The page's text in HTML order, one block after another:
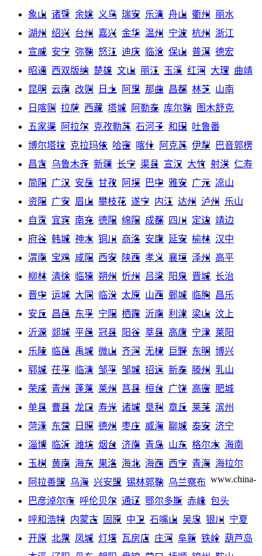
象山 诸暨 余姚 义乌 瑞安 乐清 舟山 衢州
丽水
湖州
绍兴 台州 嘉兴 金华 温州 宁波 杭州
浙江
宣威 安宁 弥勒 怒江 迪庆 临沧 保山 普洱 德宏
昭通 西双版纳 楚雄 文山 丽江 玉溪 红河 大理 曲靖
昆明 云南 改则 日土 阿里 那曲 昌都 林芝 山南
日喀则
拉萨 西藏 塔城 阿勒泰 库尔勒
图木舒克
五家渠
阿拉尔 克孜勒苏 石河子 和田
吐鲁番
博尔塔拉 克拉玛依 哈密 喀什 阿克苏 伊犁
巴音郭楞
昌吉 乌鲁木齐 新疆 长宁 渠县 宣汉 大竹 射洪 仁寿
简阳
广汉 安岳 甘孜 阿坝 巴中 雅安 广元 凉山
资阳
广安 眉山 攀枝花 遂宁 内江 达州 泸州
乐山
自贡 宜宾 南充 德阳 绵阳 成都 四川 定边 靖边
府谷 韩城 神木 铜川 商洛 安康 延安 榆林 汉中
渭南 宝鸡 咸阳 西安 陕西 孝义 襄垣 泽州
高平
柳林 清徐 临猗 朔州 忻州 吕梁 阳泉 晋城 长治
晋中 运城 大同 临汾 太原 山西 鄄城 临朐 昌乐
安丘 昌邑 东平 宁阳 栖霞 沂南 利津 梁山 汶上
沂源 郯城 平邑 冠县 阳谷 莘县 高唐 宁津 莱阳
乐陵
临邑 禹城 微山 齐河 无棣 巨野 东明 博兴
郓城 茌平 临清 邹平 邹城 招远 新泰 滕州
乳山
荣成 青州 蓬莱 莱州 莒县 桓台 广饶 高密 肥城
单县 曹县 龙口 寿光 诸城 垦利 章丘 莱芜 滨州
菏泽 东营 日照 德州 枣庄 威海 聊城 泰安 济宁
淄博
临沂 潍坊 烟台 济南 青岛 山东 格尔木 海南
玉树 黄南 海东 果洛 海北 海西 西宁 青海 海拉尔
阿拉善盟 乌海 兴安盟 锡林郭勒 乌兰察布
巴彦淖尔市 呼伦贝尔 通辽 鄂尔多斯 赤峰 包头
呼和浩特 内蒙古 固原 中卫 石嘴山 吴忠 银川
宁夏
开原 北票 凤城 灯塔 瓦房店 庄河 阜新 铁岭 葫芦岛
www.china-